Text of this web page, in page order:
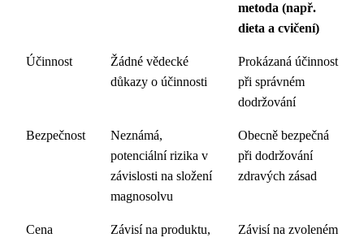
metoda (např.
dieta a cvičení)
Účinnost
Žádné vědecké
důkazy o účinnosti
Prokázaná účinnost
při správném
dodržování
Bezpečnost
Neznámá,
potenciální rizika v
závislosti na složení
magnosolvu
Obecně bezpečná
při dodržování
zdravých zásad
Cena
Závisí na produktu,
Závisí na zvoleném